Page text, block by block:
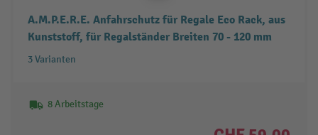
A.M.P.E.R.E. Anfahrschutz für Regale Eco Rack, aus
Kunststoff, für Regalständer Breiten 70 - 120 mm
3 Varianten
8 Arbeitstage